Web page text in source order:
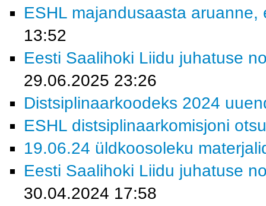
ESHL majandusaasta aruanne,
13:52
Eesti Saalihoki Liidu juhatuse
29.06.2025 23:26
Distsiplinaarkoodeks 2024
ESHL distsiplinaarkomisjoni
19.06.24 üldkoosoleku
Eesti Saalihoki Liidu juhatuse
30.04.2024 17:58